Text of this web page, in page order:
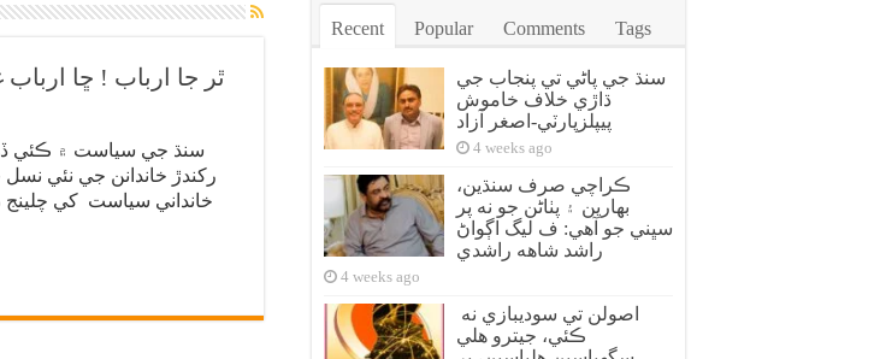
ٿر جا ارباب ! ڇا
سنڌ جي سياست ۾ ڪئي
رکندڙ خاندانن جي نئي
خانداني سياست کي
Recent Popular Comments Tags
سنڌ جي پاڻي تي پنجاب جي
ڌاڙي خلاف خاموش
پيپلزپارٽي-اصغر آزاد
4 weeks ago
ڪراچي صرف سنڌين،
بهارين ۽ پٺاڻن جو نه پر
سڀني جو آهي: ف ليگ اڳواڻ
راشد شاهه راشدي
4 weeks ago
ڪئي، جيترو هلي